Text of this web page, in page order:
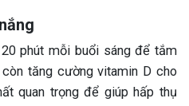
phút mỗi buổi sáng để tắm
tăng cường vitamin D cho
quan trọng để giúp hấp thụ